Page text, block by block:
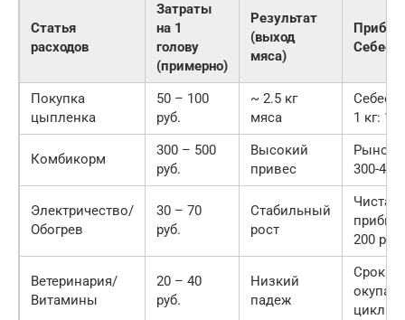
Статья
расходов
Затраты
на 1
голову
(примерно)
Результат
(выход
мяса)
Покупка
цыпленка
50 – 100
руб.
~ 2.5 кг
мяса
1 кг:
Комбикорм
300 – 500
руб.
Высокий
привес
300-400
Электричество/
Обогрев
30 – 70
руб.
Стабильный
рост
Чистая
200
Ветеринария/
Витамины
20 – 40
руб.
Низкий
падеж
Срок
цикл